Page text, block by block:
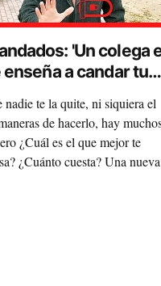
'Un colega
a candar tu
te la quite, ni siquiera el
de hacerlo, hay
¿Cuál es el que mejor te
¿Cuánto cuesta? Una nueva